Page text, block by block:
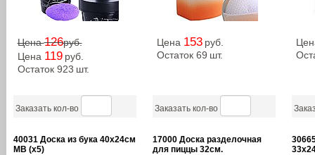
Цена126руб.
Цена 119 руб.
Остаток 923 шт.
Заказать кол-во
Цена 153 руб.
Остаток 69 шт.
Заказать кол-во
40031 Доска из бука 40х24см
MB (х5)
17000 Доска разделочная
для пиццы 32см.